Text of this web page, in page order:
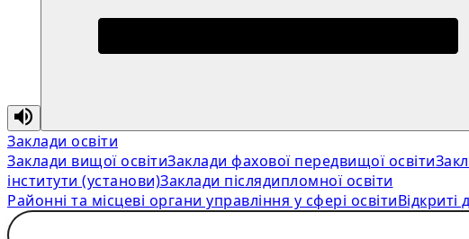
Заклади освіти
Заклади вищої освітиЗаклади фахової передвищої освіти
інститути (установи)Заклади післядипломної освіти
Районні та місцеві органи управління у сфері освітиВідкриті